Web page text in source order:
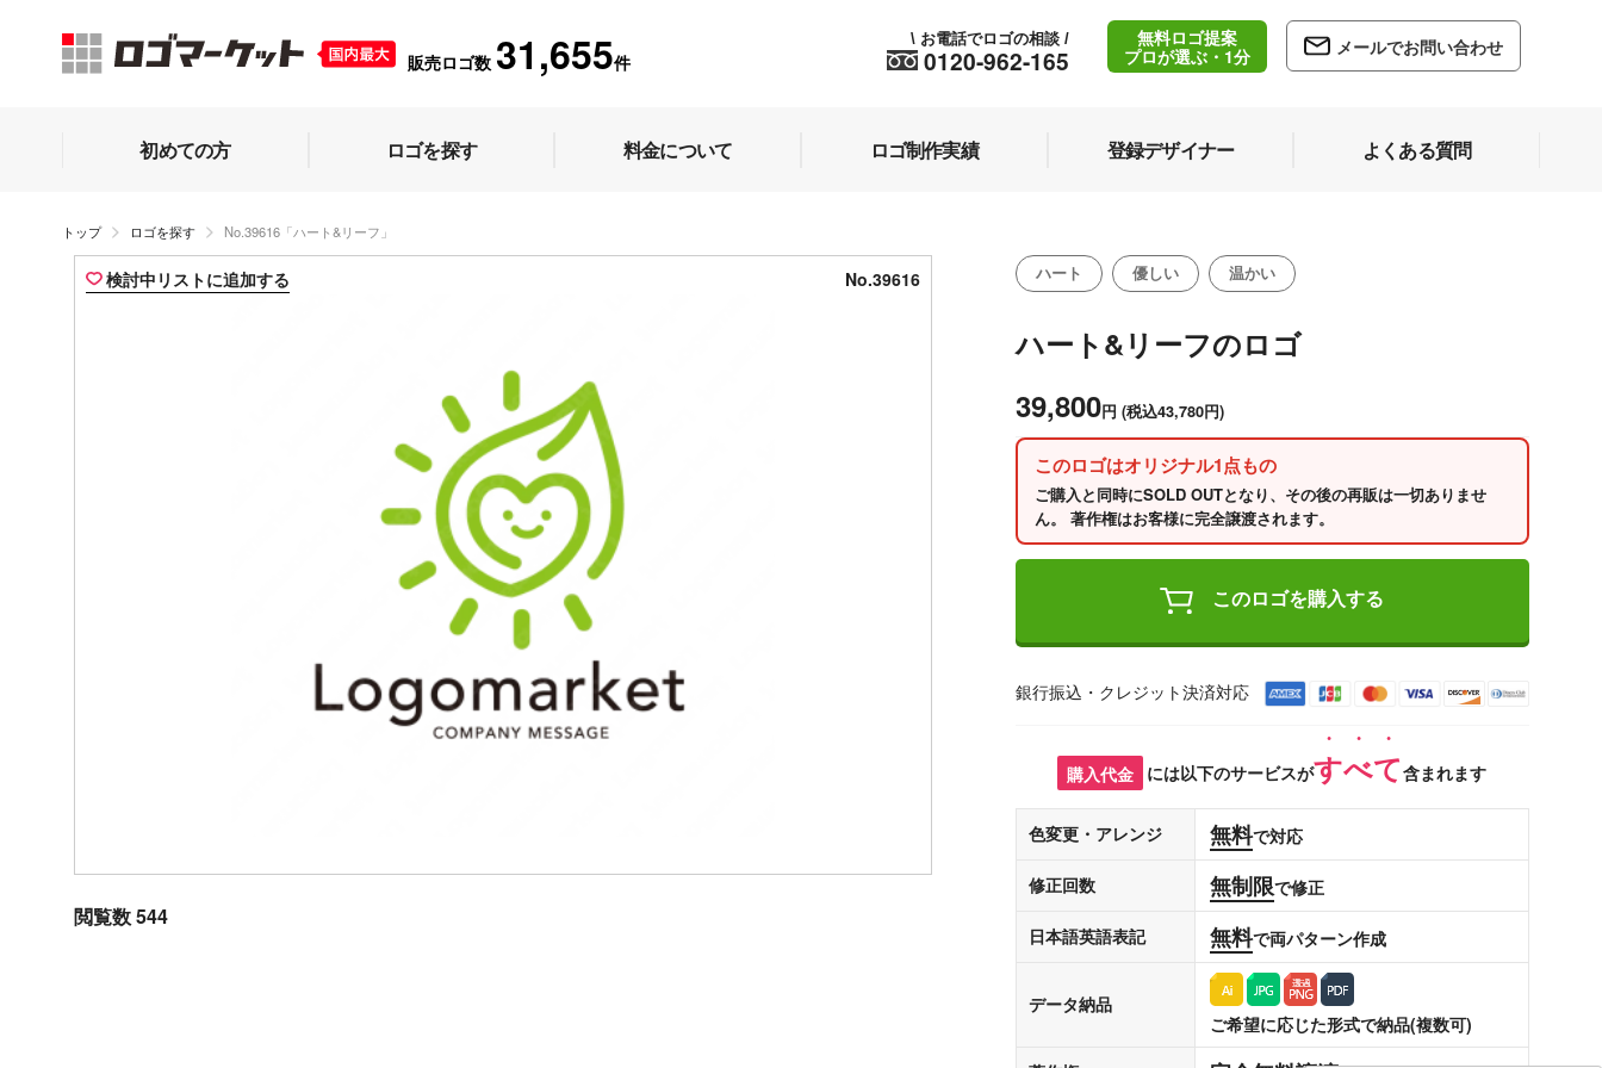
販売ロゴ数 31,655件 0120-962-165
\ お電話でロゴの相談 /
無料ロゴ提案
プロが選ぶ・1分
メールでお問い合わせ
初めての方 ロゴを探す 料金について ロゴ制作実績 登録デザイナー よくある質問
トップ ロゴを探す No.39616「ハート&リーフ」
検討中リストに追加する No.39616
閲覧数 544
ハート 優しい 温かい
ハート&リーフのロゴ
39,800円 (税込43,780円)
このロゴはオリジナル1点もの
ご購入と同時にSOLD OUTとなり、その後の再販は一切ありませ
ん。 著作権はお客様に完全譲渡されます。
このロゴを購入する
銀行振込・クレジット決済対応
購入代金 には以下のサービスがすべて含まれます
色変更・アレンジ 無料で対応
修正回数 無制限で修正
日本語英語表記 無料で両パターン作成
データ納品
ご希望に応じた形式で納品(複数可)